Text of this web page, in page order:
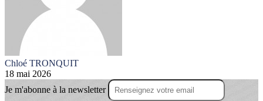
Chloé TRONQUIT
18 mai 2026
Je m'abonne à la newsletter